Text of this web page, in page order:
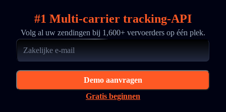
#1 Multi-carrier tracking-API
Volg al uw zendingen bij 1,600+ vervoerders op één plek.
Demo aanvragen
Gratis beginnen